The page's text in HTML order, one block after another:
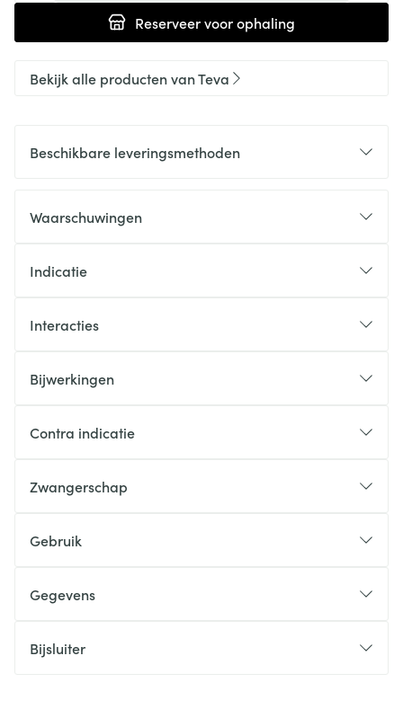
Reserveervoor ophaling
Bekijk alle producten van Teva
Beschikbare leveringsmethoden
Waarschuwingen
Indicatie
Interacties
Bijwerkingen
Contra indicatie
Zwangerschap
Gebruik
Gegevens
Bijsluiter